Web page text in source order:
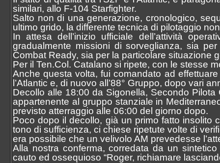
similari, allo F-104 Starfighter.
Salto non di una generazione, cronologico,
ultimo grido, la differente tecnica di pilotaggio
In attesa dell’inizio ufficiale dell’attività
gradualmente missioni di sorveglianza, sia
Combat Ready, sia per la particolare situazione
Per il Ten.Col. Catalano si ripete, con le stesse
Anche questa volta, fui comandato ad
l’Atlantic e, di nuovo all’88° Gruppo, dopo vari
Decollo alle 18:00 da Sigonella, Secondo
appartenente al gruppo stanziale in
previsto atterraggio alle 06:00 del giorno dopo.
Poco dopo il decollo, già un primo fatto insolito
tono di sufficienza, ci chiese ripetute volte di
era possibile che un velivolo AM prevedesse
Alla nostra conferma, corredata da un
cauto ed ossequioso “Roger, richiamare